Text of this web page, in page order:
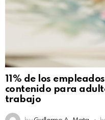
11% de los
contenido para
trabajo